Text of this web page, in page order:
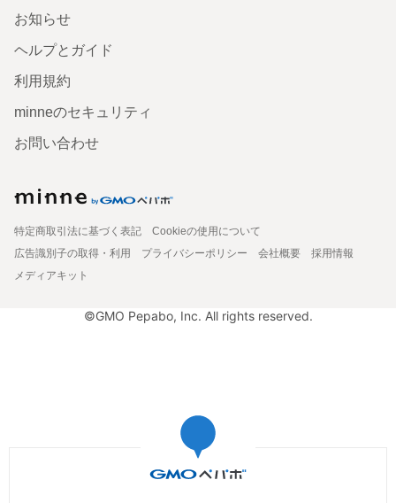
お知らせ
ヘルプとガイド
利用規約
minneのセキュリティ
お問い合わせ
特定商取引法に基づく表記
Cookieの使用について
広告識別子の取得・利用
プライバシーポリシー 会社概要
採用情報
メディアキット
©GMO Pepabo, Inc. All rights reserved.